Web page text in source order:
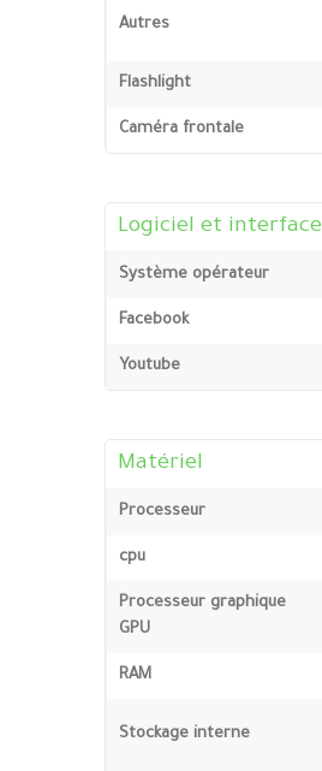
Autres
Flashlight
Caméra frontale
Logiciel et
Système opérateur
Facebook
Youtube
Matériel
Processeur
cpu
Processeur graphique
GPU
RAM
Stockage interne